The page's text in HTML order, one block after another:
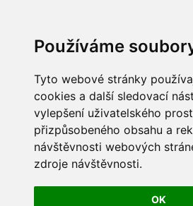
Používáme
Tyto webové stránky
cookies a další sledovací
vylepšení uživatelského
přizpůsobeného obsahu a
návštěvnosti webových
zdroje návštěvnosti.
OK